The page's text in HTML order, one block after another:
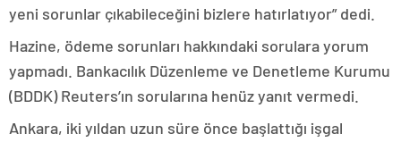
yeni sorunlar çıkabileceğini bizlere hatırlatıyor” dedi.
Hazine, ödeme sorunları hakkındaki sorulara yorum
yapmadı. Bankacılık Düzenleme ve Denetleme Kurumu
(BDDK) Reuters’ın sorularına henüz yanıt vermedi.
Ankara, iki yıldan uzun süre önce başlattığı işgal